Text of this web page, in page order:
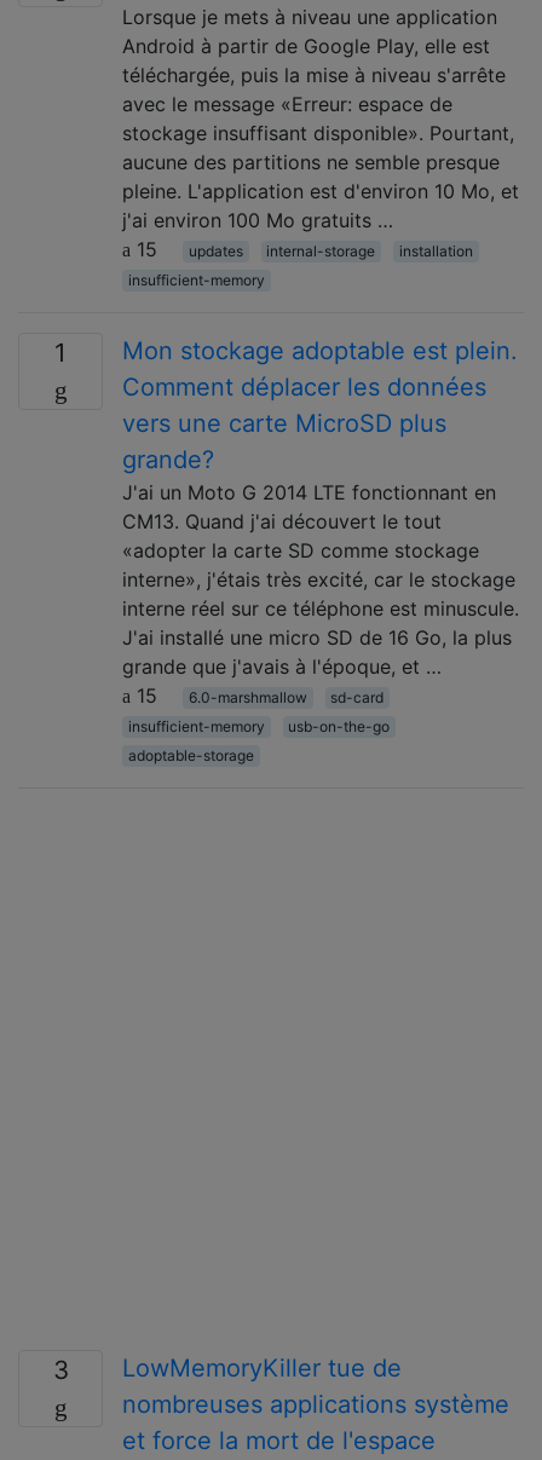
Lorsque je mets à niveau une application
Android à partir de Google Play, elle est
téléchargée, puis la mise à niveau s'arrête
avec le message «Erreur: espace de
stockage insuffisant disponible». Pourtant,
aucune des partitions ne semble presque
pleine. L'application est d'environ 10 Mo, et
j'ai environ 100 Mo gratuits …
15
updates internal-storage
installation
insufficient-memory
1
Mon stockage adoptable est plein.
Comment déplacer les données
vers une carte MicroSD plus
grande?
J'ai un Moto G 2014 LTE fonctionnant en
CM13. Quand j'ai découvert le tout
«adopter la carte SD comme stockage
interne», j'étais très excité, car le stockage
interne réel sur ce téléphone est minuscule.
J'ai installé une micro SD de 16 Go, la plus
grande que j'avais à l'époque, et …
15
6.0-marshmallow
sd-card
insufficient-memory
usb-on-the-go
adoptable-storage
3
LowMemoryKiller tue de
nombreuses applications système
et force la mort de l'espace